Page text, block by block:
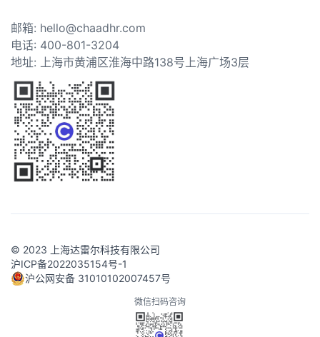
邮箱: hello@chaadhr.com
电话: 400-801-3204
地址: 上海市黄浦区淮海中路138号上海广场3层
© 2023 上海达雷尔科技有限公司
沪ICP备2022035154号-1
沪公网安备 31010102007457号
微信扫码咨询